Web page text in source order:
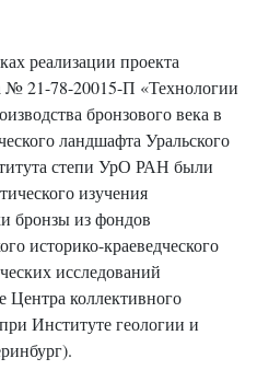
реализации проекта
№ 21-78-20015-П «Технологии
бронзового века в
ландшафта Уральского
степи УрО РАН были
изучения
бронзы из фондов
историко-краеведческого
исследований
Центра коллективного
Институте геологии и